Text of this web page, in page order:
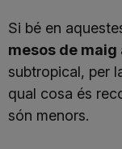
Si bé en
mesos de maig
subtropical, per
qual cosa és
són menors.